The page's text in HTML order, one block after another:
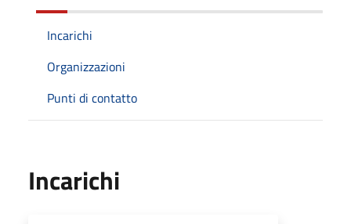
Incarichi
Organizzazioni
Punti di contatto
Incarichi